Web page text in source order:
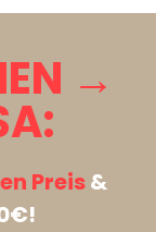
→
Preis&